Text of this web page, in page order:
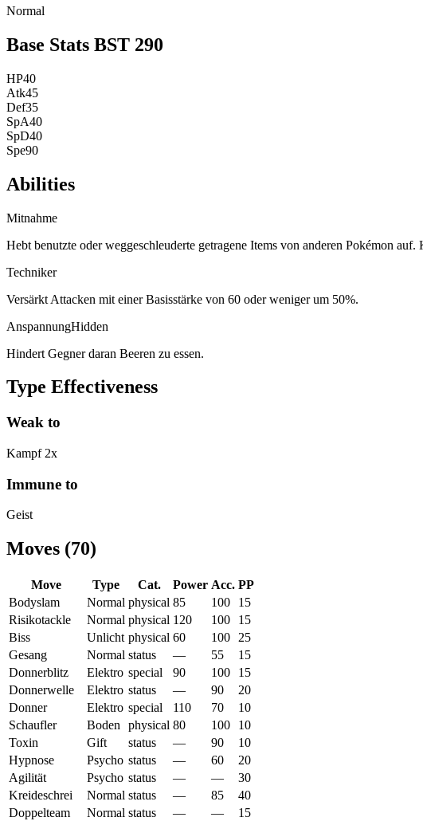
Normal
Base Stats BST 290
HP40
Atk45
Def35
SpA40
SpD40
Spe90
Abilities
Mitnahme
Hebt benutzte oder weggeschleuderte getragene Items von anderen Pokémon
Techniker
Versärkt Attacken mit einer Basisstärke von 60 oder weniger um 50%.
AnspannungHidden
Hindert Gegner daran Beeren zu essen.
Type Effectiveness
Weak to
Kampf 2x
Immune to
Geist
Moves (70)
Move Type Cat. Power Acc. PP
Bodyslam
Normal physical 85 100
15
Risikotackle
Normal physical 120 100
15
Biss
Unlicht physical 60 100
25
Gesang
Normal status — 55
15
Donnerblitz
Elektro special 90 100
15
Donnerwelle
Elektro status — 90
20
Donner
Elektro special 110 70
10
Schaufler
Boden physical 80 100
10
Toxin
Gift status — 90
10
Hypnose
Psycho status — 60
20
Agilität
Psycho status — —
30
Kreideschrei
Normal status — 85
40
Doppelteam
Normal status — —
15